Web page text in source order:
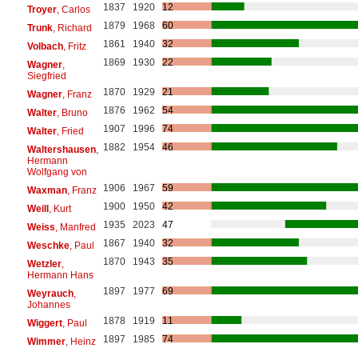
Troyer, Carlos 1837 1920
12
Trunk, Richard 1879 1968
60
Volbach, Fritz 1861 1940
32
Wagner,
Siegfried
1869 1930 22
Wagner, Franz 1870 1929
21
Walter, Bruno 1876 1962
54
Walter, Fried 1907 1996
74
Waltershausen,
Hermann
Wolfgang von
1882 1954 46
Waxman, Franz 1906 1967
59
Weill, Kurt 1900 1950
42
Weiss , Manfred 1935 2023
47
Weschke, Paul 1867 1940
32
Wetzler,
Hermann Hans
1870 1943 35
Weyrauch,
Johannes
1897 1977 69
Wiggert, Paul 1878 1919
11
Wimmer, Heinz 1897 1985
74